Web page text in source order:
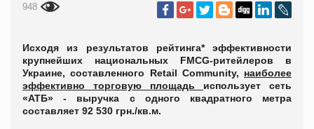
948
Исходя из результатов рейтинга* эффективности
крупнейших национальных FMCG-ритейлеров в
Украине, составленного Retail Community, наиболее
эффективно торговую площадь использует сеть
«АТБ» - выручка с одного квадратного метра
составляет 92 530 грн./кв.м.